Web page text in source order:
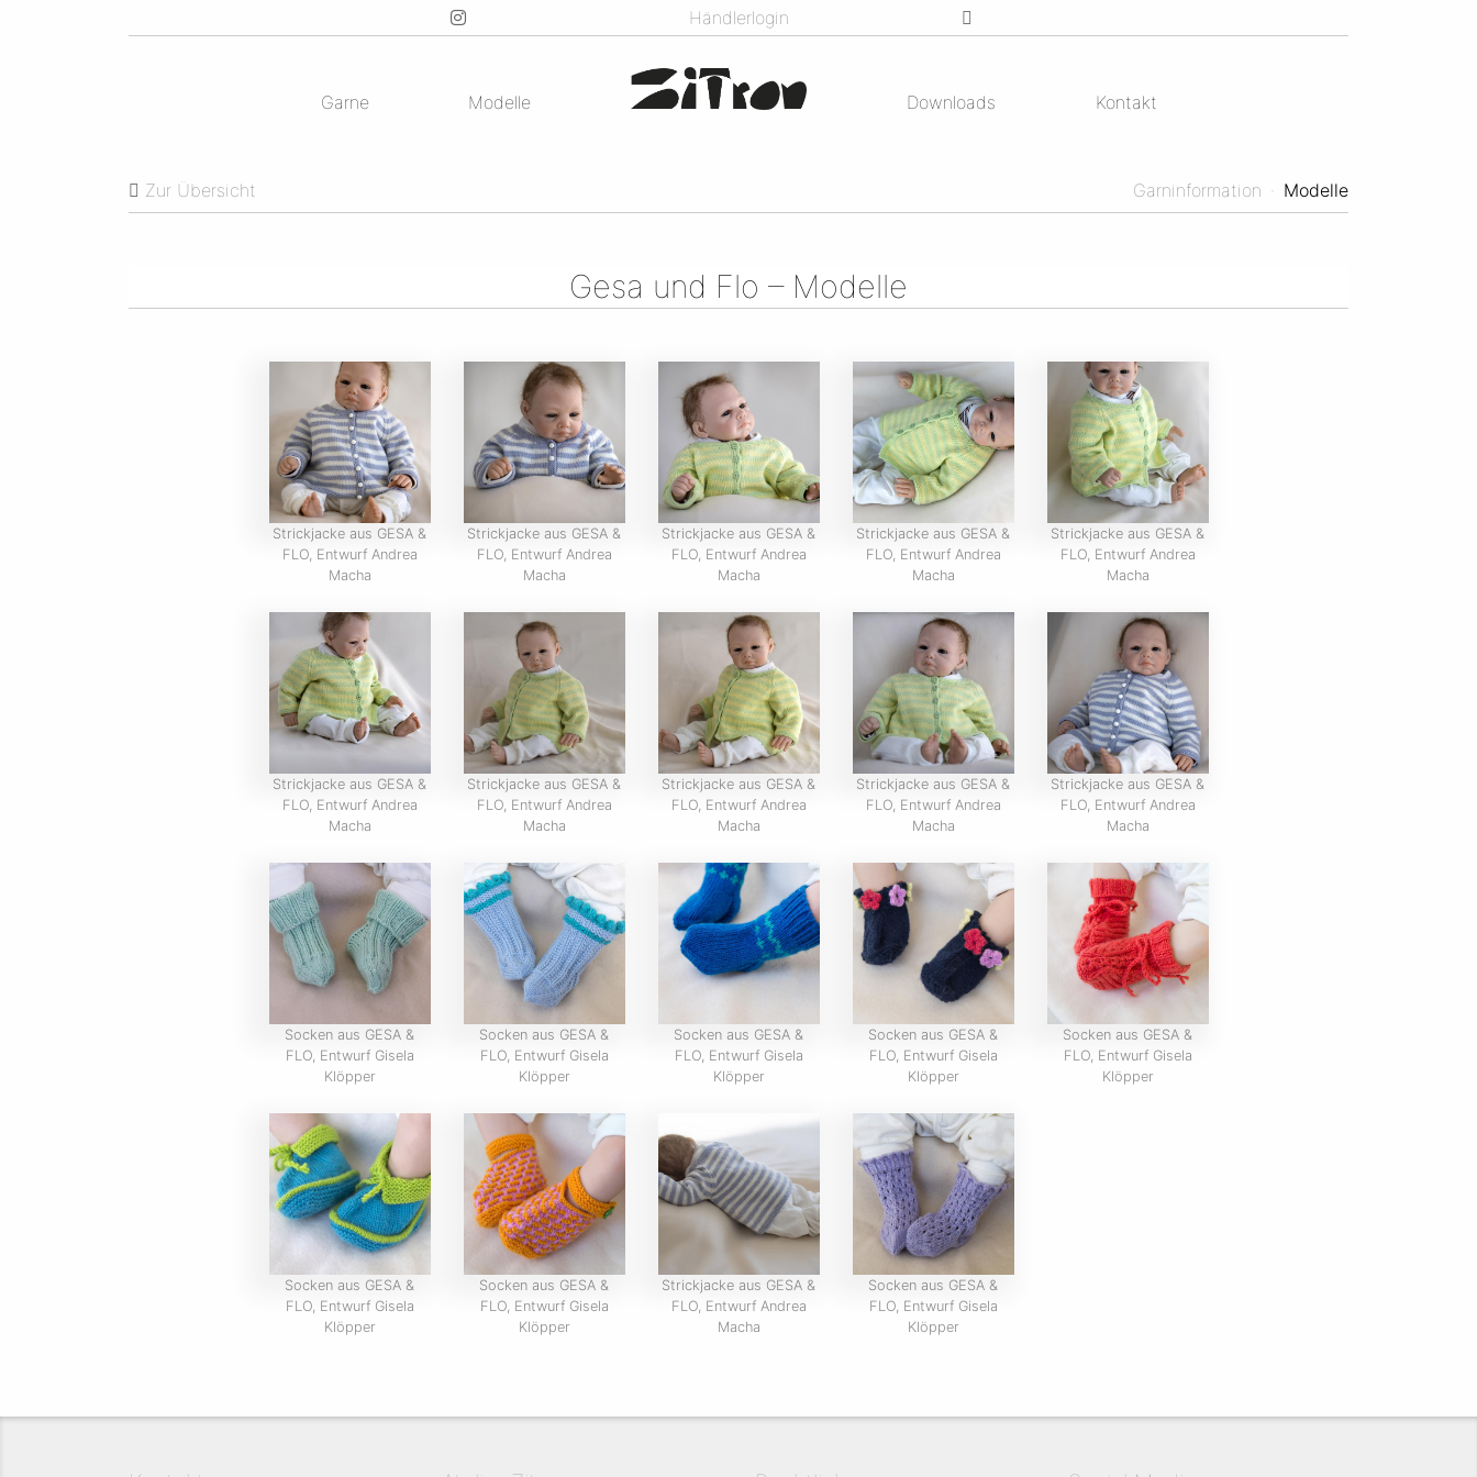
Händlerlogin
Garne Modelle Downloads Kontakt
Zur Übersicht Garninformation · Modelle
Gesa und Flo – Modelle
Strickjacke aus GESA &
FLO, Entwurf Andrea
Macha
Strickjacke aus GESA &
FLO, Entwurf Andrea
Macha
Strickjacke aus GESA &
FLO, Entwurf Andrea
Macha
Strickjacke aus GESA &
FLO, Entwurf Andrea
Macha
Strickjacke aus GESA &
FLO, Entwurf Andrea
Macha
Strickjacke aus GESA &
FLO, Entwurf Andrea
Macha
Strickjacke aus GESA &
FLO, Entwurf Andrea
Macha
Strickjacke aus GESA &
FLO, Entwurf Andrea
Macha
Strickjacke aus GESA &
FLO, Entwurf Andrea
Macha
Strickjacke aus GESA &
FLO, Entwurf Andrea
Macha
Socken aus GESA &
FLO, Entwurf Gisela
Klöpper
Socken aus GESA &
FLO, Entwurf Gisela
Klöpper
Socken aus GESA &
FLO, Entwurf Gisela
Klöpper
Socken aus GESA &
FLO, Entwurf Gisela
Klöpper
Socken aus GESA &
FLO, Entwurf Gisela
Klöpper
Socken aus GESA &
FLO, Entwurf Gisela
Klöpper
Socken aus GESA &
FLO, Entwurf Gisela
Klöpper
Strickjacke aus GESA &
FLO, Entwurf Andrea
Macha
Socken aus GESA &
FLO, Entwurf Gisela
Klöpper